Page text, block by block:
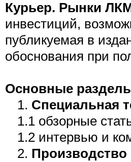
Курьер. Рынки
инвестиций,
публикуемая в
обоснования при
Основные
1. Специальная
1.1 обзорные
1.2 интервью и
2. Производство